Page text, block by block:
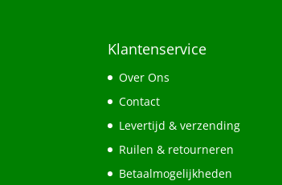
Klantenservice
Over Ons
Contact
Levertijd & verzending
Ruilen & retourneren
Betaalmogelijkheden